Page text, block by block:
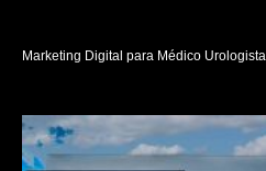
Marketing Digital para Médico Urologista